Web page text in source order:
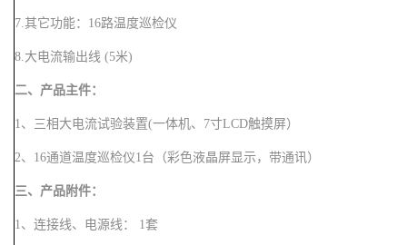
7.其它功能： 16路温度巡检仪
8.大电流输出线 (5米)
二、 产品主件：
1、 三相大电流试验装置(一体机、 7寸LCD触摸屏）
2、16通道温度巡检仪1台（彩色液晶屏显示，带通讯）
三、 产品附件：
1、连接线、电源线 ： 1套